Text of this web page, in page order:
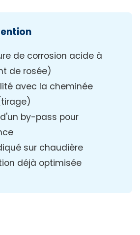
de corrosion acide à
de rosée)
avec la cheminée
by-pass pour
sur chaudière
déjà optimisée